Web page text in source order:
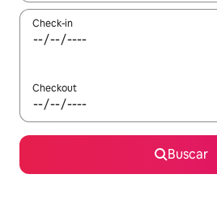
Check-in
Checkout
Buscar